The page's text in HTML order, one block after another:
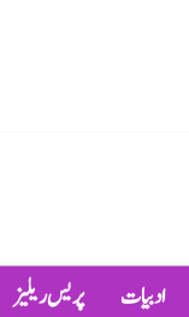
ادبیات پریس ریلیز